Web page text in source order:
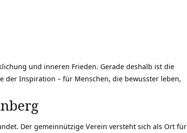
und inneren Frieden. Gerade deshalb ist die
Inspiration – für Menschen, die bewusster leben,
Der gemeinnützige Verein versteht sich als Ort für